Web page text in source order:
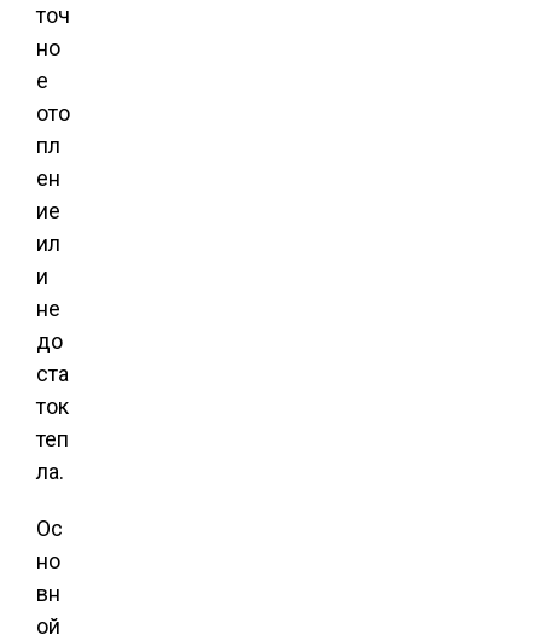
точ
но
е
ото
пл
ен
ие
ил
и
не
до
ста
ток
теп
ла.
Ос
но
вн
ой